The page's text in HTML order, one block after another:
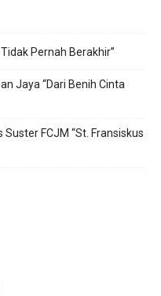
Pernah Berakhir”
Jaya “Dari Benih Cinta
FCJM “St. Fransiskus